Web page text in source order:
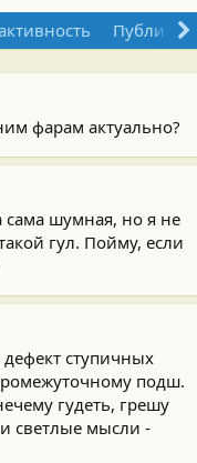
фарам актуально?
сама шумная, но я не
гул. Пойму, если
ступичных
подш.
гудеть, грешу
светлые мысли -